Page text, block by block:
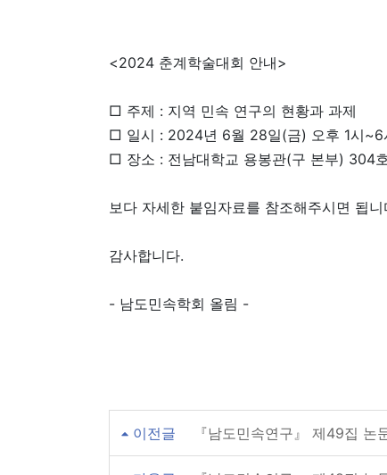
<2024 춘계학술대회 안내>
□ 주제 : 지역 민속 연구의 현황과 과제
□ 일시 : 2024년 6월 28일(금) 오후 1시~6
□ 장소 : 전남대학교 용봉관(구 본부) 304
보다 자세한 붙임자료를 참조해주시면 됩니
감사합니다.
- 남도민속학회 올림 -
이전글 『남도민속연구』 제49집 논